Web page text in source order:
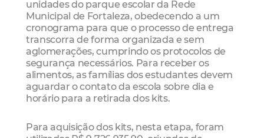
unidades do parque escolar da Rede
Municipal de Fortaleza, obedecendo a um
cronograma para que o processo de entrega
transcorra de forma organizada e sem
aglomerações, cumprindo os protocolos de
segurança necessários. Para receber os
alimentos, as famílias dos estudantes devem
aguardar o contato da escola sobre dia e
horário para a retirada dos kits.
Para aquisição dos kits, nesta etapa, foram